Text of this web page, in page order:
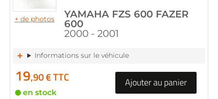
+ de photos
YAMAHA FZS 600 FAZER
600
2000 - 2001
Informations sur le véhicule
19,90 € TTC
en stock
Ajouter au panier